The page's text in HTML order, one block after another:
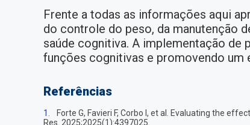
Frente a todas as informações aqui
do controle do peso, da manutenção
saúde cognitiva. A implementação de
funções cognitivas e promovendo um
Referências
1.
Forte G, Favieri F, Corbo I, et al. Evaluating the
Res. 2025;2025(1):4397025.